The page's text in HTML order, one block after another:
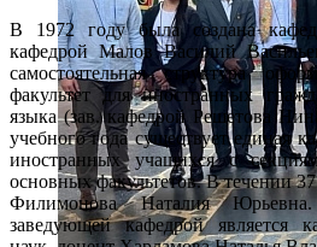
В 1972 году была создана
кафедрой Малов Василий
самостоятельная структура
факультет для иностранных
языка (зав. кафедрой Решетова
учебного года существует единая
иностранных учащихся с
основных факультетов. В течении
Филимонова Наталия
заведующей кафедрой является